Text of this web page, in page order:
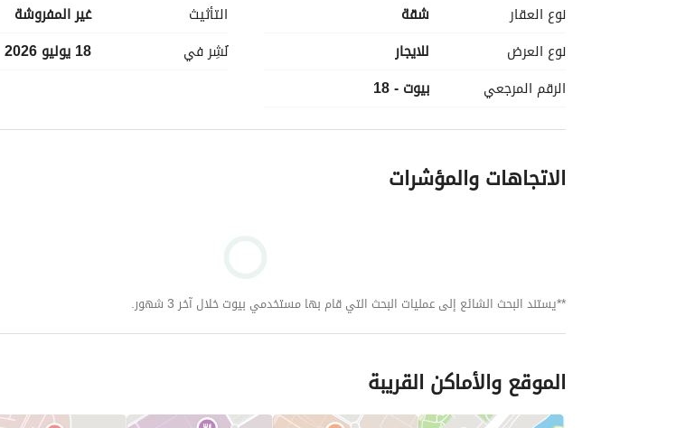
نوع العقار
شقة
نوع العرض
للايجار
الرقم المرجعي
بيوت - 18
التأثيث
غير المفروشة
نُشِر في
18 يوليو 2026
الاتجاهات والمؤشرات
**يستند البحث الشائع إلى عمليات البحث التي قام بها مستخدمي بيوت خلال آخر 3 شهور.
الموقع والأماكن القريبة